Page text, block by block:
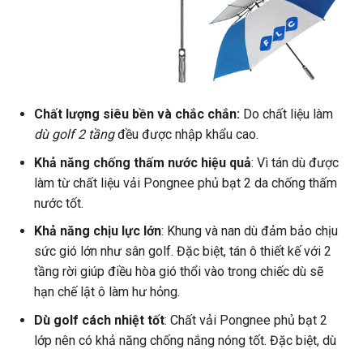
Chất lượng siêu bền và chắc chắn:Do chất liệu làm
dù golf 2 tầngđều được nhập khẩu cao.
Khả năng chống thấm nước hiệu quả: Vì tán dù được
làm từ chất liệu vải Pongnee phủ bạt 2 da chống thấm
nước tốt.
Khả năng chịu lực lớn: Khung và nan dù đảm bảo chịu
sức gió lớn như sân golf. Đặc biệt, tán ô thiết kế với 2
tầng rời giúp điều hòa gió thổi vào trong chiếc dù sẽ
hạn chế lật ô làm hư hỏng.
Dù golf cách nhiệt tốt: Chất vải Pongnee phủ bạt 2
lớp nên có khả năng chống nắng nóng tốt. Đặc biệt, dù